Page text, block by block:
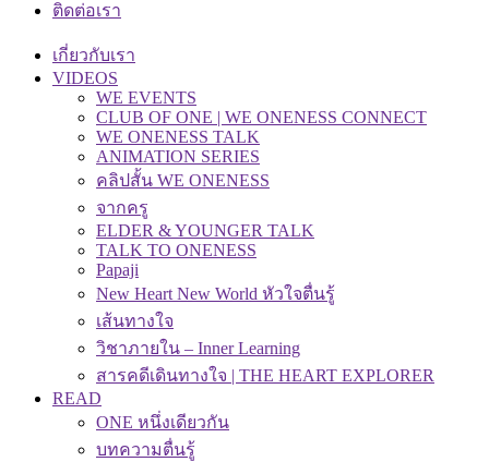
ติดต่อเรา
เกี่ยวกับเรา
VIDEOS
WE EVENTS
CLUB OF ONE | WE ONENESS CONNECT
WE ONENESS TALK
ANIMATION SERIES
คลิปสั้น WE ONENESS
จากครู
ELDER & YOUNGER TALK
TALK TO ONENESS
Papaji
New Heart New World หัวใจตื่นรู้
เส้นทางใจ
วิชาภายใน – Inner Learning
สารคดีเดินทางใจ | THE HEART EXPLORER
READ
ONE หนึ่งเดียวกัน
บทความตื่นรู้